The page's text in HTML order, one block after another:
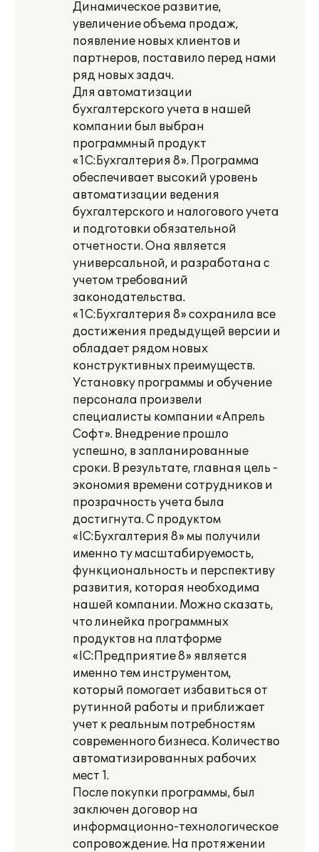
Динамическое развитие,
увеличение объема продаж,
появление новых клиентов и
партнеров, поставило перед нами
ряд новых задач.
Для автоматизации
бухгалтерского учета в нашей
компании был выбран
программный продукт
«1С:Бухгалтерия 8». Программа
обеспечивает высокий уровень
автоматизации ведения
бухгалтерского и налогового учета
и подготовки обязательной
отчетности. Она является
универсальной, и разработана с
учетом требований
законодательства.
«1С:Бухгалтерия 8» сохранила все
достижения предыдущей версии и
обладает рядом новых
конструктивных преимуществ.
Установку программы и обучение
персонала произвели
специалисты компании «Апрель
Софт». Внедрение прошло
успешно, в запланированные
сроки. В результате, главная цель -
экономия времени сотрудников и
прозрачность учета была
достигнута. С продуктом
«lС:Бухгалтерия 8» мы получили
именно ту масштабируемость,
функциональность и перспективу
развития, которая необходима
нашей компании. Можно сказать,
что линейка программных
продуктов на платформе
«lС:Предприятие 8» является
именно тем инструментом,
который помогает избавиться от
рутинной работы и приближает
учет к реальным потребностям
современного бизнеса. Количество
автоматизированных рабочих
мест 1.
После покупки программы, был
заключен договор на
информационно-технологическое
сопровождение. На протяжении